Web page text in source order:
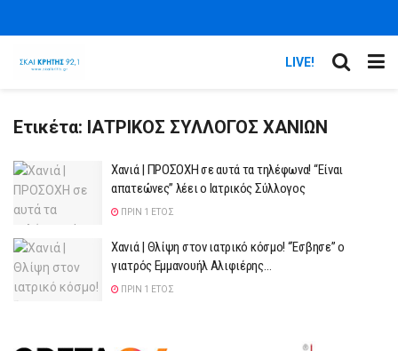
LIVE!
Ετικέτα: ΙΑΤΡΙΚΟΣ ΣΥΛΛΟΓΟΣ ΧΑΝΙΩΝ
Χανιά | ΠΡΟΣΟΧΗ σε αυτά τα τηλέφωνα! “Είναι
απατεώνες” λέει ο Ιατρικός Σύλλογος
ΠΡΙΝ 1 ΈΤΟΣ
Χανιά | Θλίψη στον ιατρικό κόσμο! “Έσβησε” ο
γιατρός Εμμανουήλ Αλιφιέρης…
ΠΡΙΝ 1 ΈΤΟΣ